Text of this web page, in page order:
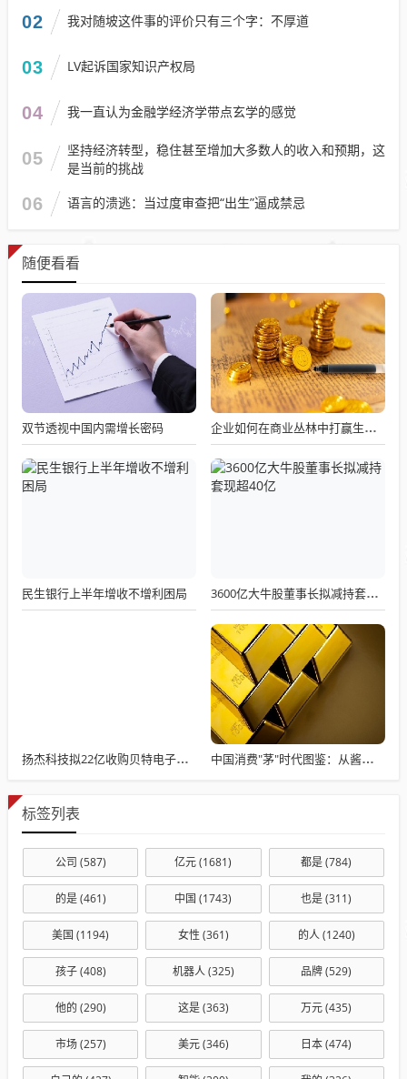
02 我对随坡这件事的评价只有三个字：不厚道
03 LV起诉国家知识产权局
04 我一直认为金融学经济学带点玄学的感觉
05
坚持经济转型，稳住甚至增加大多数人的收入和预期，这
是当前的挑战
06 语言的溃逃：当过度审查把“出生”逼成禁忌
随便看看
双节透视中国内需增长密码 企业如何在商业丛林中打赢生态位战争
民生银行上半年增收不增利困局 3600亿大牛股董事长拟减持套现超40亿
扬杰科技拟22亿收购贝特电子，后者曾撤回IPO 中国消费"茅"时代图鉴：从酱油到潮玩的市场变迁
标签列表
公司 (587) 亿元(1681) 都是(784)
的是(461) 中国 (1743) 也是(311)
美国 (1194) 女性 (361) 的人(1240)
孩子(408) 机器人(325) 品牌(529)
他的 (290) 这是(363) 万元(435)
市场(257) 美元(346) 日本(474)